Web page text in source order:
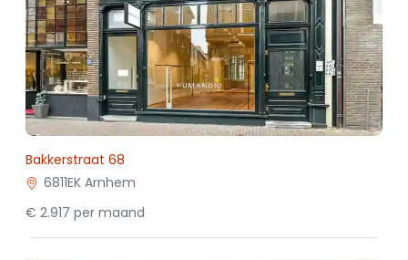
Bakkerstraat 68
6811EK Arnhem
€ 2.917 per maand